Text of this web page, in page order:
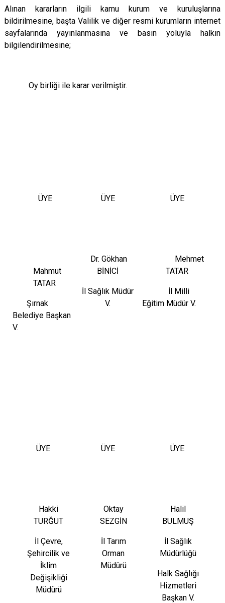
Alınan kararların ilgili kamu kurum ve kuruluşlarına
bildirilmesine, başta Valilik ve diğer resmi kurumların internet
sayfalarında yayınlanmasına ve basın yoluyla halkın
bilgilendirilmesine;
Oy birliği ile karar verilmiştir.
ÜYE
Mahmut
TATAR
Şırnak
Belediye Başkan
V.
ÜYE
Dr. Gökhan
BİNİCİ
İl Sağlık Müdür
V.
ÜYE
Mehmet
TATAR
İl Milli
Eğitim Müdür V.
ÜYE
Hakki
TURĞUT
İl Çevre,
Şehircilik ve
İklim
Değişikliği
Müdürü
ÜYE
Oktay
SEZGİN
İl Tarım
Orman
Müdürü
ÜYE
Halil
BULMUŞ
İl Sağlık
Müdürlüğü
Halk Sağlığı
Hizmetleri
Başkan V.